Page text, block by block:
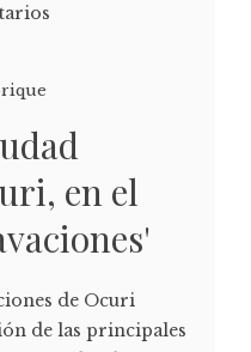
en el
de Ocuri
de las principales